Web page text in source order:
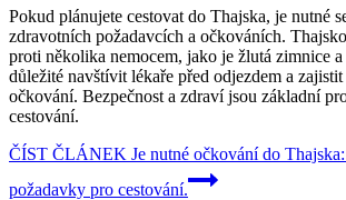
Pokud plánujete cestovat do Thajska, je nutné
zdravotních požadavcích a očkováních.
proti několika nemocem, jako je žlutá zimnice
důležité navštívit lékaře před odjezdem a zajistit
očkování. Bezpečnost a zdraví jsou základní
cestování.
ČÍST ČLÁNEK Je nutné očkování do
požadavky pro cestování.